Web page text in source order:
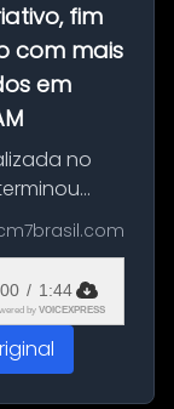
fim
com mais
em
no
115
cidade. O
/ 1:44
by VOICEXPRESS